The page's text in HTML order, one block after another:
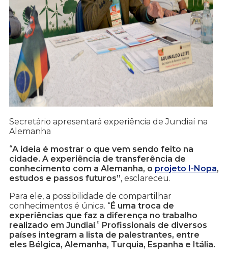
Secretário apresentará experiência de Jundiaí na
Alemanha
“A ideia é mostrar o que vem sendo feito na
cidade. A experiência de transferência de
conhecimento com a Alemanha, o projeto I-Nopa,
estudos e passos futuros”, esclareceu.
Para ele, a possibilidade de compartilhar
conhecimentos é única. “É uma troca de
experiências que faz a diferença no trabalho
realizado em Jundiaí.” Profissionais de diversos
países integram a lista de palestrantes, entre
eles Bélgica, Alemanha, Turquia, Espanha e Itália.